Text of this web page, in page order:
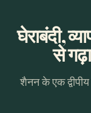
घेराबंदी,
से
शैनन के एक